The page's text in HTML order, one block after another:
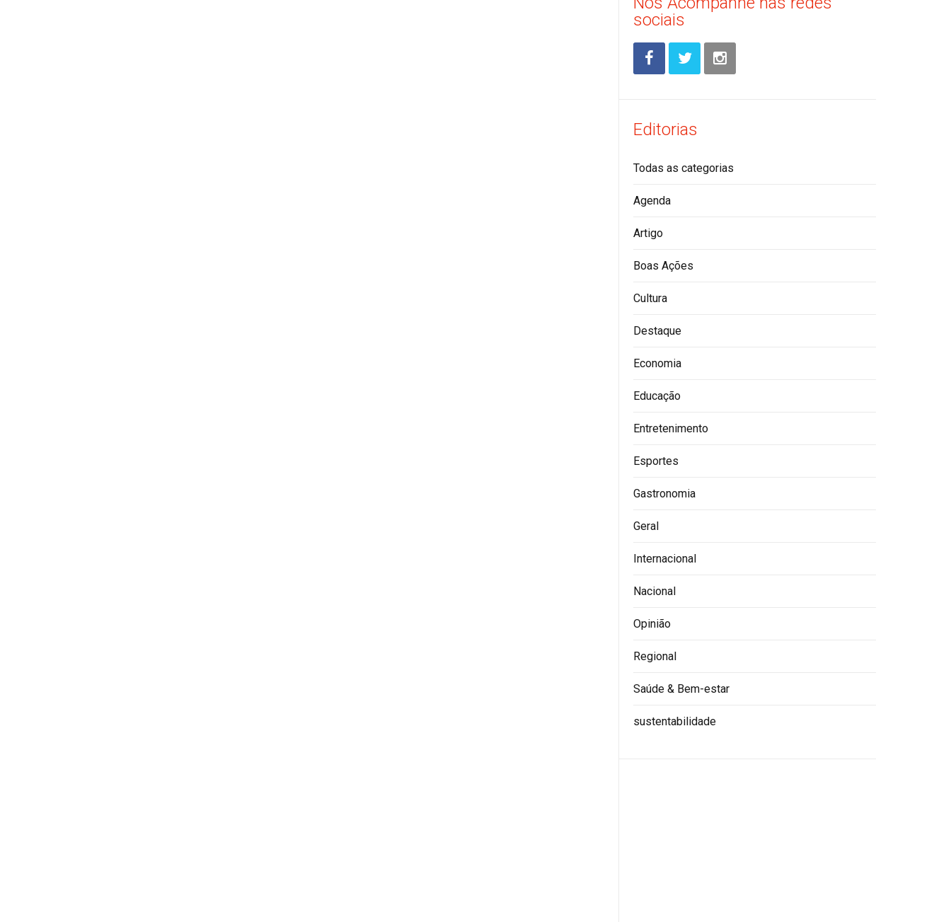
sociais
Editorias
Todas as categorias
Agenda
Artigo
Boas Ações
Cultura
Destaque
Economia
Educação
Entretenimento
Esportes
Gastronomia
Geral
Internacional
Nacional
Opinião
Regional
Saúde & Bem-estar
sustentabilidade